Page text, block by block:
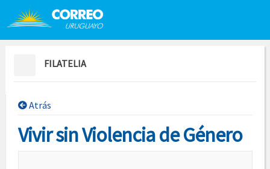
Saltar al contenido
FILATELIA
Atrás
Vivir sin Violencia de Género